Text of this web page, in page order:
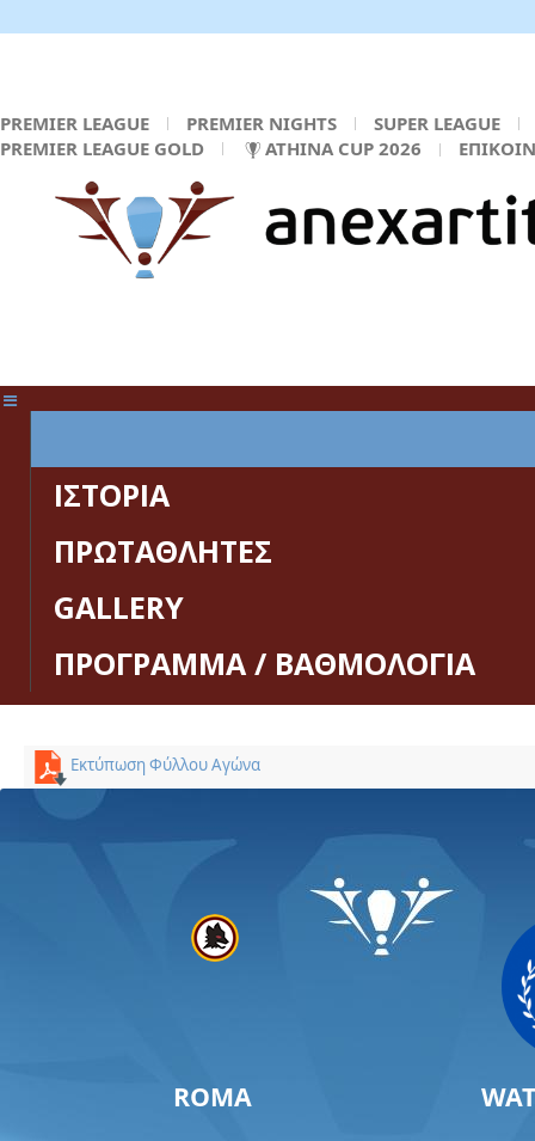
PREMIER LEAGUE PREMIER NIGHTS
SUPER LEAGUE
PREMIER LEAGUE GOLD
ATHINA CUP 2026
ΙΣΤΟΡΙΑ
ΠΡΩΤΑΘΛΗΤΕΣ
GALLERY
ΠΡΟΓΡΑΜΜΑ / ΒΑΘΜΟΛΟΓΙΑ
Εκτύπωση Φύλλου Αγώνα
ROMA